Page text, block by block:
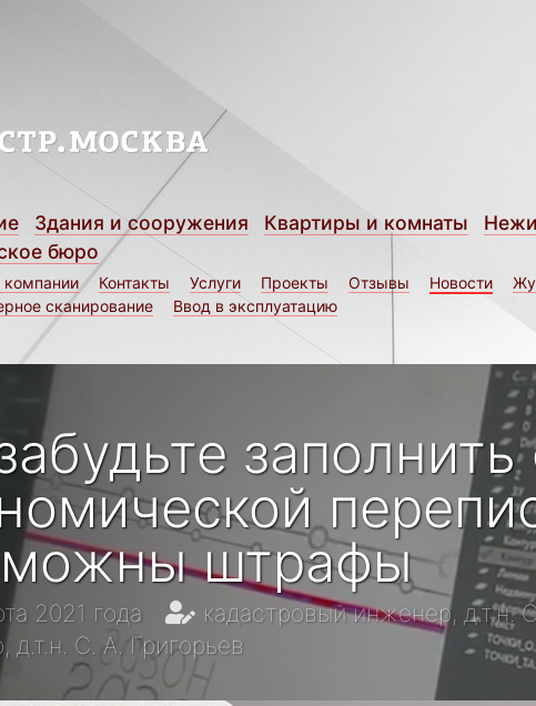
Здания и сооружения Квартиры и комнаты
бюро
Контакты Услуги Проекты Отзывы Новости
сканирование Ввод в эксплуатацию
штрафы
2021 года
кадастровый инженер, д.т.н.
д.т.н. С. А. Григорьев